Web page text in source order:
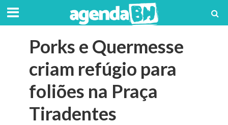
Porks e Quermesse
criam refúgio para
foliões na Praça
Tiradentes